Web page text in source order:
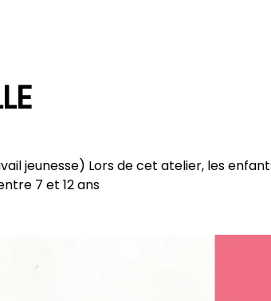
jeunesse) Lors de cet atelier, les
7 et 12 ans